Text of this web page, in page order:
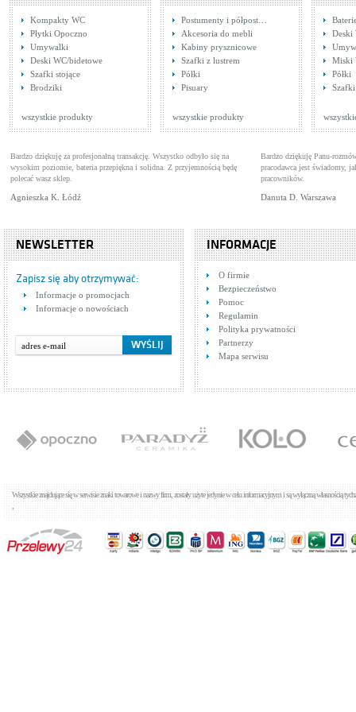
Tres Lex 1.81.103
Cena: 304,00 zł WIĘCEJ
Baterie bidetowe
Cena: 527,00 zł
Tres Max 1.62.603
Kompakty WC
Płytki Opoczno
Umywalki
Deski WC/bidetowe
Szafki stojące
Brodziki
wszystkie produkty
Postumenty i półpost…
Akcesoria do mebli
Kabiny prysznicowe
Szafki z lustrem
Półki
Pisuary
wszystkie produkty
Deski
Miski
Półki
Szafki
Bardzo dziękuję za profesjonalną transakcję. Wszystko odbyło się na
wysokim poziomie, bateria przepiękna i solidna. Z przyjemnością będę
polecać wasz sklep.
Agnieszka K. Łódź
Bardzo dziękuję Panu-
pracodawca jest świadomy,
pracowników.
Danuta D. Warszawa
NEWSLETTER
Zapisz się aby otrzymywać:
Informacje o promocjach
Informacje o nowościach
INFORMACJE
O firmie
Bezpieczeństwo
Pomoc
Regulamin
Polityka prywatności
Partnerzy
Mapa serwisu
Wszystkie znajdujące się w serwisie znaki towarowe i nazwy firm, zostały użyte jedynie w celu informacyjnym i są wyłączną własnością